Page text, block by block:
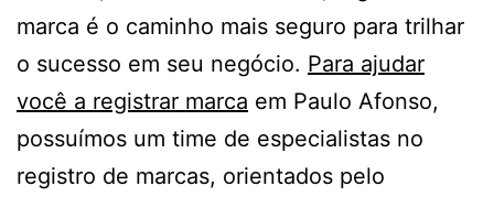
marca é o caminho mais seguro para trilhar
o sucesso em seu negócio. Para ajudar
você a registrar marca em Paulo Afonso,
possuímos um time de especialistas no
registro de marcas, orientados pelo